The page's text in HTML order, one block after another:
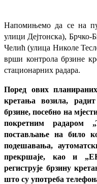
Напомињемо да се на
улици Дејтонска), Брчко-
Челић (улица Николе
врши контрола брзине
стационарних радара.
Поред ових
кретања возила,
брзине, посебно на
покретним радаром
постављање на било
подешавања,
прекршаје, као и
региструје брзину
што су употреба